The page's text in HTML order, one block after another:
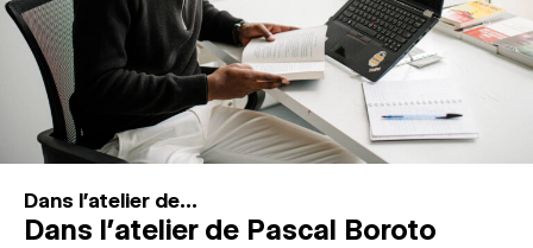
Dans l'atelier de...
Dans l’atelier de Pascal Boroto